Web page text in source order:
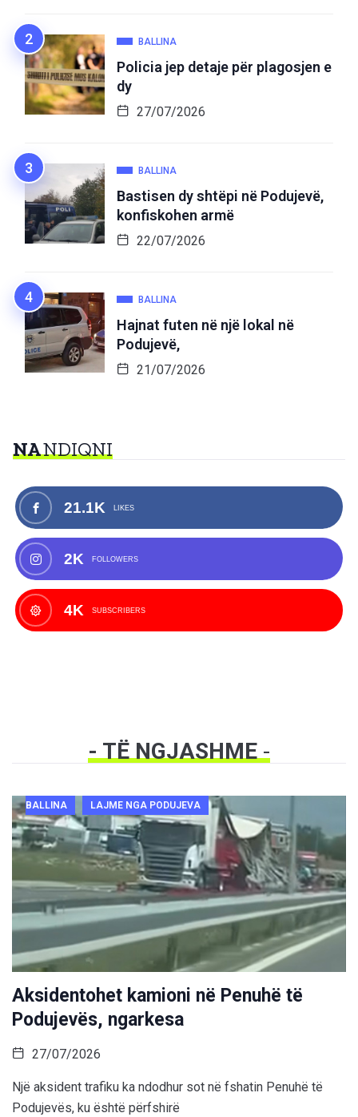
BALLINA
Policia jep detaje për plagosjen e
dy
27/07/2026
BALLINA
Bastisen dy shtëpi në Podujevë,
konfiskohen armë
22/07/2026
BALLINA
Hajnat futen në një lokal në
Podujevë,
21/07/2026
NANDIQNI
21.1K LIKES
2K FOLLOWERS
4K SUBSCRIBERS
- TË NGJASHME-
BALLINA LAJME NGA PODUJEVA
Aksidentohet kamioni në Penuhë të
Podujevës, ngarkesa
27/07/2026
Një aksident trafiku ka ndodhur sot në fshatin Penuhë të
Podujevës, ku është përfshirë